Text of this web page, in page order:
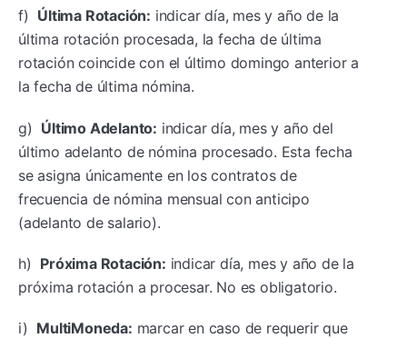
f) Última Rotación: indicar día, mes y año de la
última rotación procesada, la fecha de última
rotación coincide con el último domingo anterior a
la fecha de última nómina.
g) Último Adelanto: indicar día, mes y año del
último adelanto de nómina procesado. Esta fecha
se asigna únicamente en los contratos de
frecuencia de nómina mensual con anticipo
(adelanto de salario).
h) Próxima Rotación: indicar día, mes y año de la
próxima rotación a procesar. No es obligatorio.
i) MultiMoneda: marcar en caso de requerir que